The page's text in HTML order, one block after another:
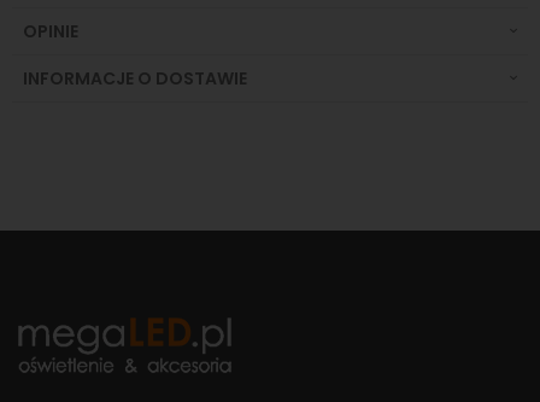
OPINIE
INFORMACJE O DOSTAWIE